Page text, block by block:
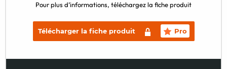
Pour plus d’informations, téléchargez la fiche produit
Télécharger la fiche produit Pro